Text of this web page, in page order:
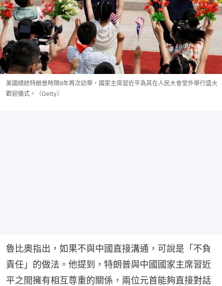
美國總統特朗普時隔9年再次訪華，國家主席習近平為其在人民大會堂外舉行盛大
歡迎儀式。（Getty）
魯比奧指出，如果不與中國直接溝通，可說是「不負
責任」的做法。他提到，特朗普與中國國家主席習近
平之間擁有相互尊重的關係，兩位元首能夠直接對話